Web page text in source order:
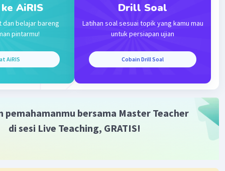
AiRIS
dan belajar bareng
pintarmu!
AiRIS
Drill Soal
Latihan soal sesuai topik yang kamu mau
untuk persiapan ujian
Cobain Drill Soal
pemahamanmu bersama Master Teacher
di sesi Live Teaching, GRATIS!